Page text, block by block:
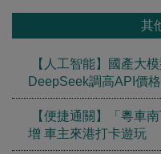
其
【人工智能】國產大
DeepSeek調高API價
【便捷通關】「粵車
增 車主來港打卡遊玩